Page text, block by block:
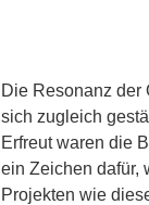
Die Resonanz der
sich zugleich
Erfreut waren die
ein Zeichen dafür,
Projekten wie